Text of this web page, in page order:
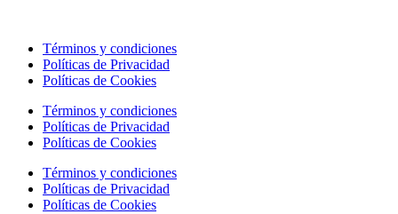
Términos y condiciones
Políticas de Privacidad
Políticas de Cookies
Términos y condiciones
Políticas de Privacidad
Políticas de Cookies
Términos y condiciones
Políticas de Privacidad
Políticas de Cookies